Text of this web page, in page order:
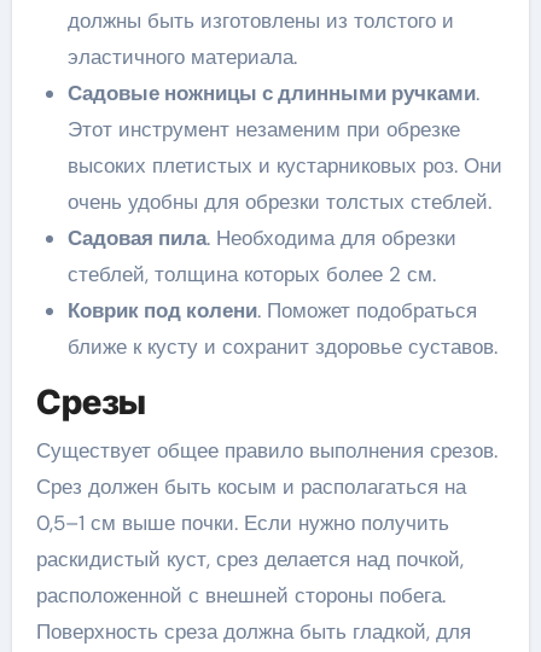
должны быть изготовлены из толстого и
эластичного материала.
Садовые ножницы с длинными ручками.
Этот инструмент незаменим при обрезке
высоких плетистых и кустарниковых роз. Они
очень удобны для обрезки толстых стеблей.
Садовая пила. Необходима для обрезки
стеблей, толщина которых более 2 см.
Коврик под колени. Поможет подобраться
ближе к кусту и сохранит здоровье суставов.
Срезы
Существует общее правило выполнения срезов.
Срез должен быть косым и располагаться на
0,5–1 см выше почки. Если нужно получить
раскидистый куст, срез делается над почкой,
расположенной с внешней стороны побега.
Поверхность среза должна быть гладкой, для